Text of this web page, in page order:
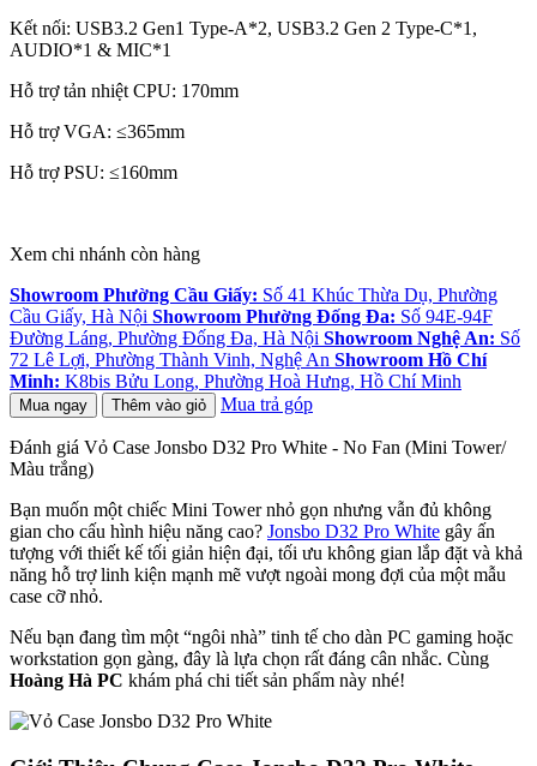
Kết nối: USB3.2 Gen1 Type-A*2, USB3.2 Gen 2 Type-C*1,
AUDIO*1 & MIC*1
Hỗ trợ tản nhiệt CPU: 170mm
Hỗ trợ VGA: ≤365mm
Hỗ trợ PSU: ≤160mm
Xem chi nhánh còn hàng
Showroom Phường Cầu Giấy: Số 41 Khúc Thừa Dụ, Phường
Cầu Giấy, Hà Nội Showroom Phường Đống Đa: Số 94E-94F
Đường Láng, Phường Đống Đa, Hà Nội Showroom Nghệ An: Số
72 Lê Lợi, Phường Thành Vinh, Nghệ An Showroom Hồ Chí
Minh: K8bis Bửu Long, Phường Hoà Hưng, Hồ Chí Minh
Mua ngay Thêm vào giỏ Mua trả góp
Đánh giá Vỏ Case Jonsbo D32 Pro White - No Fan (Mini Tower/
Màu trắng)
Bạn muốn một chiếc Mini Tower nhỏ gọn nhưng vẫn đủ không
gian cho cấu hình hiệu năng cao? Jonsbo D32 Pro White gây ấn
tượng với thiết kế tối giản hiện đại, tối ưu không gian lắp đặt và khả
năng hỗ trợ linh kiện mạnh mẽ vượt ngoài mong đợi của một mẫu
case cỡ nhỏ.
Nếu bạn đang tìm một “ngôi nhà” tinh tế cho dàn PC gaming hoặc
workstation gọn gàng, đây là lựa chọn rất đáng cân nhắc. Cùng
Hoàng Hà PC khám phá chi tiết sản phẩm này nhé!